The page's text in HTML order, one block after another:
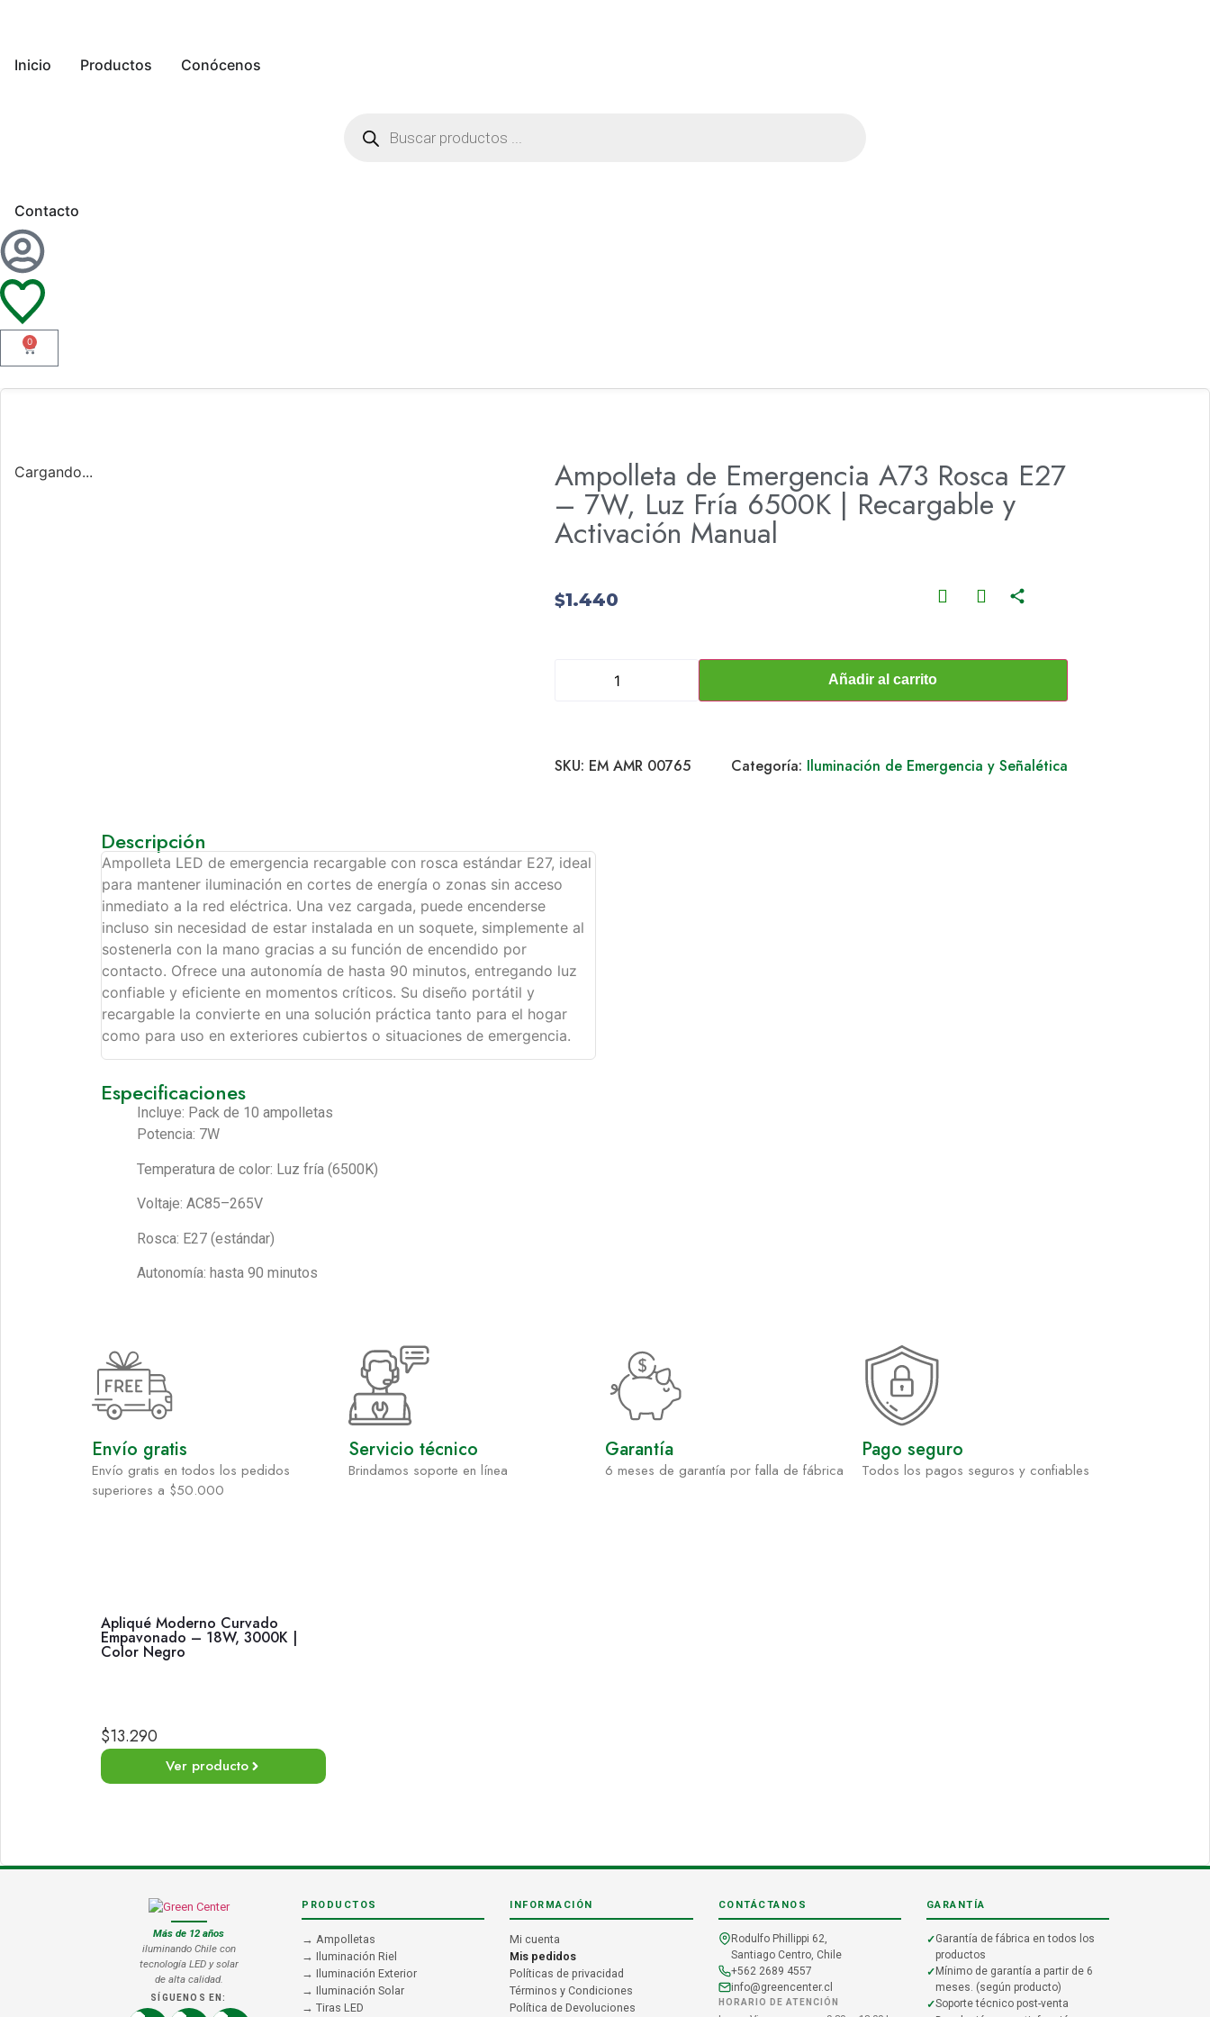
Inicio Productos Conócenos
Contacto
0
Cargando... Ampolleta de Emergencia A73 Rosca E27
– 7W, Luz Fría 6500K | Recargable y
Activación Manual
$1.440
Añadir al carrito
SKU: EM AMR 00765 Categoría: Iluminación de Emergencia y Señalética
Descripción
Ampolleta LED de emergencia recargable con rosca estándar E27, ideal
para mantener iluminación en cortes de energía o zonas sin acceso
inmediato a la red eléctrica. Una vez cargada, puede encenderse
incluso sin necesidad de estar instalada en un soquete, simplemente al
sostenerla con la mano gracias a su función de encendido por
contacto. Ofrece una autonomía de hasta 90 minutos, entregando luz
confiable y eficiente en momentos críticos. Su diseño portátil y
recargable la convierte en una solución práctica tanto para el hogar
como para uso en exteriores cubiertos o situaciones de emergencia.
Especificaciones
Incluye: Pack de 10 ampolletas
Potencia: 7W
Temperatura de color: Luz fría (6500K)
Voltaje: AC85–265V
Rosca: E27 (estándar)
Autonomía: hasta 90 minutos
Envío gratis
Envío gratis en todos los pedidos
superiores a $50.000
Servicio técnico
Brindamos soporte en línea
Garantía
6 meses de garantía por falla de fábrica
Pago seguro
Todos los pagos seguros y confiables
Apliqué Moderno Curvado
Empavonado – 18W, 3000K |
Color Negro
$13.290
Ver producto
Más de 12 años
iluminando Chile con
tecnología LED y solar
de alta calidad.
SÍGUENOS EN:
PRODUCTOS
→ Ampolletas
→ Iluminación Riel
→ Iluminación Exterior
→ Iluminación Solar
→ Tiras LED
INFORMACIÓN
Mi cuenta
Mis pedidos
Políticas de privacidad
Términos y Condiciones
Política de Devoluciones
CONTÁCTANOS
Rodulfo Phillippi 62,
Santiago Centro, Chile
+562 2689 4557
info@greencenter.cl
HORARIO DE ATENCIÓN
GARANTÍA
Garantía de fábrica en todos los
productos
Mínimo de garantía a partir de 6
meses. (según producto)
Soporte técnico post-venta